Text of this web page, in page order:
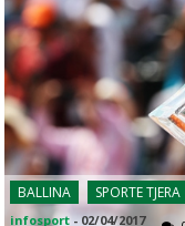
BALLINA SPORTE TJERA
infosport -02/04/2017